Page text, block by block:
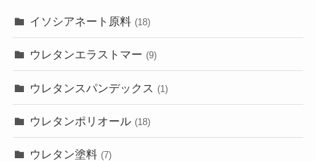
イソシアネート原料 (18)
ウレタンエラストマー (9)
ウレタンスパンデックス (1)
ウレタンポリオール (18)
ウレタン塗料 (7)